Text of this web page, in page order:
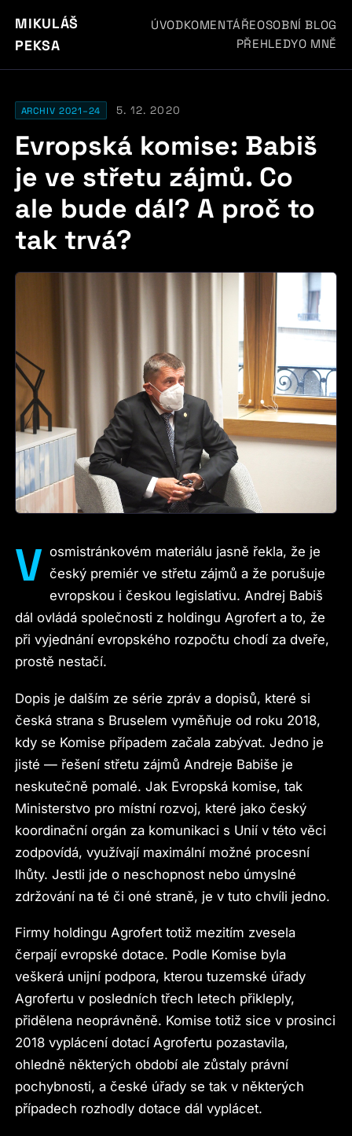
MIKULÁŠ
PEKSA
ÚVODKOMENTÁŘEOSOBNÍ BLOG
PŘEHLEDYO MNĚ
ARCHIV 2021–24 5. 12. 2020
Evropská komise: Babiš
je ve střetu zájmů. Co
ale bude dál? A proč to
tak trvá?
V osmistránkovém materiálu jasně řekla, že je
český premiér ve střetu zájmů a že porušuje
evropskou i českou legislativu. Andrej Babiš
dál ovládá společnosti z holdingu Agrofert a to, že
při vyjednání evropského rozpočtu chodí za dveře,
prostě nestačí.
Dopis je dalším ze série zpráv a dopisů, které si
česká strana s Bruselem vyměňuje od roku 2018,
kdy se Komise případem začala zabývat. Jedno je
jisté — řešení střetu zájmů Andreje Babiše je
neskutečně pomalé. Jak Evropská komise, tak
Ministerstvo pro místní rozvoj, které jako český
koordinační orgán za komunikaci s Unií v této věci
zodpovídá, využívají maximální možné procesní
lhůty. Jestli jde o neschopnost nebo úmyslné
zdržování na té či oné straně, je v tuto chvíli jedno.
Firmy holdingu Agrofert totiž mezitím zvesela
čerpají evropské dotace. Podle Komise byla
veškerá unijní podpora, kterou tuzemské úřady
Agrofertu v posledních třech letech přikleply,
přidělena neoprávněně. Komise totiž sice v prosinci
2018 vyplácení dotací Agrofertu pozastavila,
ohledně některých období ale zůstaly právní
pochybnosti, a české úřady se tak v některých
případech rozhodly dotace dál vyplácet.